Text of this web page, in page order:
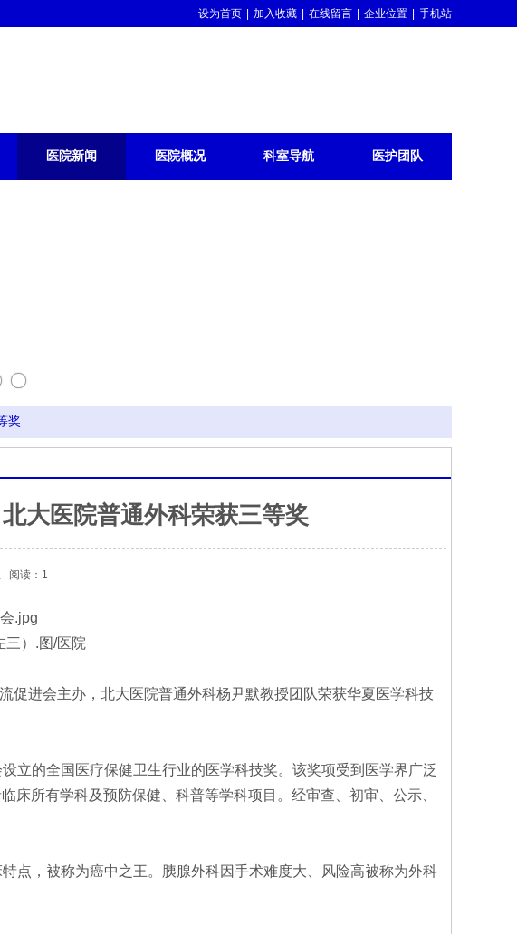
医院新闻 医院概况 科室导航 医护团队
设为首页 加入收藏 在线留言 企业位置 手机站
奖
大医院普通外科荣获三等奖
阅读：1
三）.图/医院
进会主办，北大医院普通外科杨尹默教授团队荣获华夏医学科技
立的全国医疗保健卫生行业的医学科技奖。该奖项受到医学界广泛
所有学科及预防保健、科普等学科项目。经审查、初审、公示、
点，被称为癌中之王。胰腺外科因手术难度大、风险高被称为外科